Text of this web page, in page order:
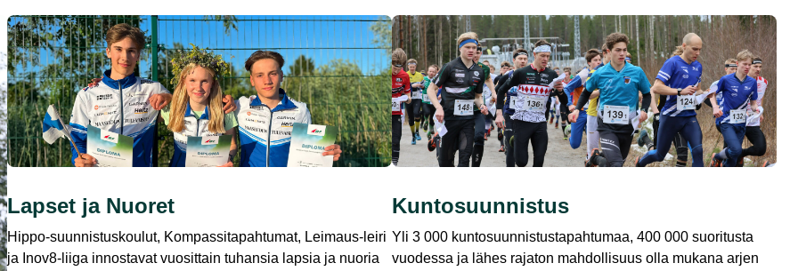
Lapset ja Nuoret
Hippo-suunnistuskoulut, Kompassitapahtumat, Leimaus-leiri
ja Inov8-liiga innostavat vuosittain tuhansia lapsia ja nuoria
Kuntosuunnistus
Yli 3 000 kuntosuunnistustapahtumaa, 400 000 suoritusta
vuodessa ja lähes rajaton mahdollisuus olla mukana arjen